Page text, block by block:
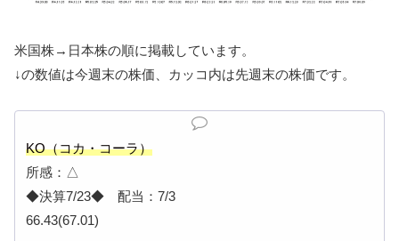
米国株→日本株の順に掲載しています。
↓の数値は今週末の株価、カッコ内は先週末の株価です。
KO（コカ・コーラ）
所感：△
◆決算7/23◆ 配当：7/3
66.43(67.01)